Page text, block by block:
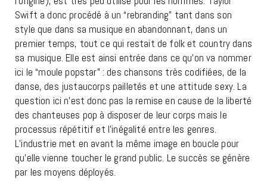
Swift a donc procédé à un “rebranding” tant dans son
style que dans sa musique en abandonnant, dans un
premier temps, tout ce qui restait de folk et country dans
sa musique. Elle est ainsi entrée dans ce qu’on va nommer
ici le “moule popstar” : des chansons très codifiées, de la
danse, des justaucorps pailletés et une attitude sexy. La
question ici n’est donc pas la remise en cause de la liberté
des chanteuses pop à disposer de leur corps mais le
processus répétitif et l’inégalité entre les genres.
L’industrie met en avant la même image en boucle pour
qu’elle vienne toucher le grand public. Le succès se génère
par les moyens déployés.